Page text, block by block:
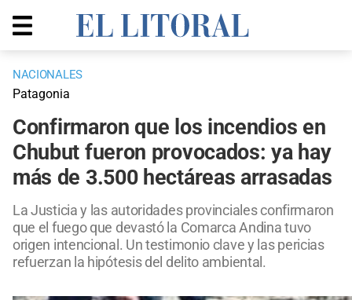
NACIONALES
Patagonia
Confirmaron que los incendios en
Chubut fueron provocados: ya hay
más de 3.500 hectáreas arrasadas
La Justicia y las autoridades provinciales confirmaron
que el fuego que devastó la Comarca Andina tuvo
origen intencional. Un testimonio clave y las pericias
refuerzan la hipótesis del delito ambiental.